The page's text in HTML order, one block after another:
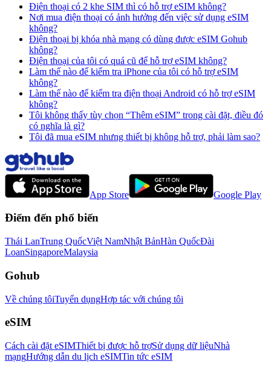
Điện thoại có 2 khe SIM thì có hỗ trợ eSIM không?
Nơi mua điện thoại có ảnh hưởng đến việc sử dụng eSIM
không?
Điện thoại bị khóa nhà mạng có dùng được eSIM Gohub
không?
Điện thoại của tôi có quá cũ để hỗ trợ eSIM không?
Làm thế nào để kiểm tra iPhone của tôi có hỗ trợ eSIM
không?
Làm thế nào để kiểm tra điện thoại Android có hỗ trợ eSIM
không?
Tôi không thấy tùy chọn “Thêm eSIM” trong cài đặt, điều đó
có nghĩa là gì?
Tôi đã mua eSIM nhưng thiết bị không hỗ trợ, phải làm sao?
App Store Google Play
Điểm đến phổ biến
Thái LanTrung QuốcViệt NamNhật BảnHàn QuốcĐài
LoanSingaporeMalaysia
Gohub
Về chúng tôiTuyển dụngHợp tác với chúng tôi
eSIM
Cách cài đặt eSIMThiết bị được hỗ trợSử dụng dữ liệuNhà
mạngHướng dẫn du lịch eSIMTin tức eSIM